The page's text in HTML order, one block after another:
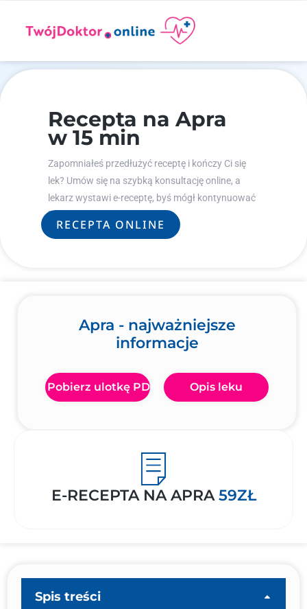
Recepta na Apra
w 15 min
Zapomniałeś przedłużyć receptę i kończy Ci się
lek? Umów się na szybką konsultację online, a
lekarz wystawi e-receptę, byś mógł kontynuować
leczenie.
RECEPTA ONLINE
Apra - najważniejsze
informacje
Pobierz ulotkę PDF Opis leku
E-RECEPTA NA APRA59ZŁ
Spis treści